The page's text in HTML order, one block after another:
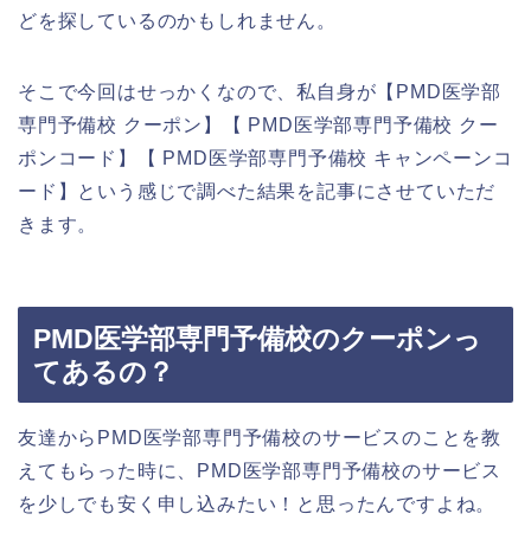
どを探しているのかもしれません。
そこで今回はせっかくなので、私自身が【PMD医学部
専門予備校 クーポン】【 PMD医学部専門予備校 クー
ポンコード】【 PMD医学部専門予備校 キャンペーンコ
ード】という感じで調べた結果を記事にさせていただ
きます。
PMD医学部専門予備校のクーポンっ
てあるの？
友達からPMD医学部専門予備校のサービスのことを教
えてもらった時に、PMD医学部専門予備校のサービス
を少しでも安く申し込みたい！と思ったんですよね。